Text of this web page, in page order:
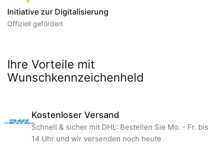
Initiative zur Digitalisierung
Offiziell gefördert
Ihre Vorteile mit
Wunschkennzeichenheld
Kostenloser Versand
Schnell & sicher mit DHL: Bestellen Sie Mo. - Fr. bis
14 Uhr und wir versenden noch heute